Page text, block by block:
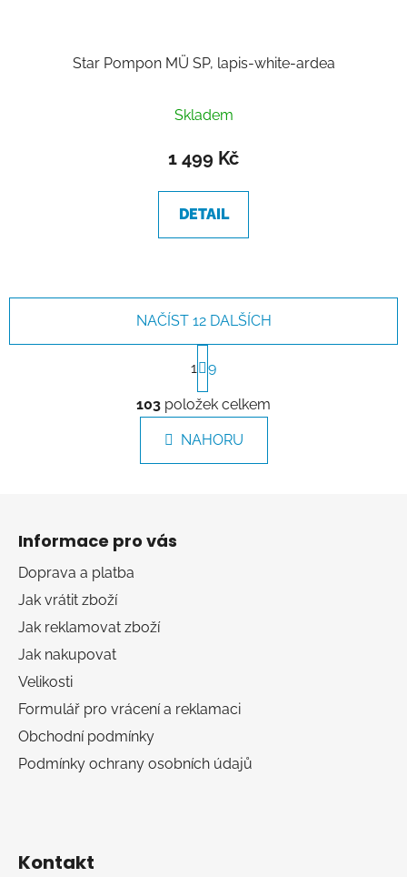
Star Pompon MÜ SP, lapis-white-ardea
Skladem
1 499 Kč
DETAIL
O
v
l
á
d
i
NAČÍST 12 DALŠÍCH
S
t
r
á
n
k
1 9
103 položek celkem
NAHORU
Informace pro vás
Doprava a platba
Jak vrátit zboží
Jak reklamovat zboží
Jak nakupovat
Velikosti
Formulář pro vrácení a reklamaci
Obchodní podmínky
Podmínky ochrany osobních údajů
Kontakt